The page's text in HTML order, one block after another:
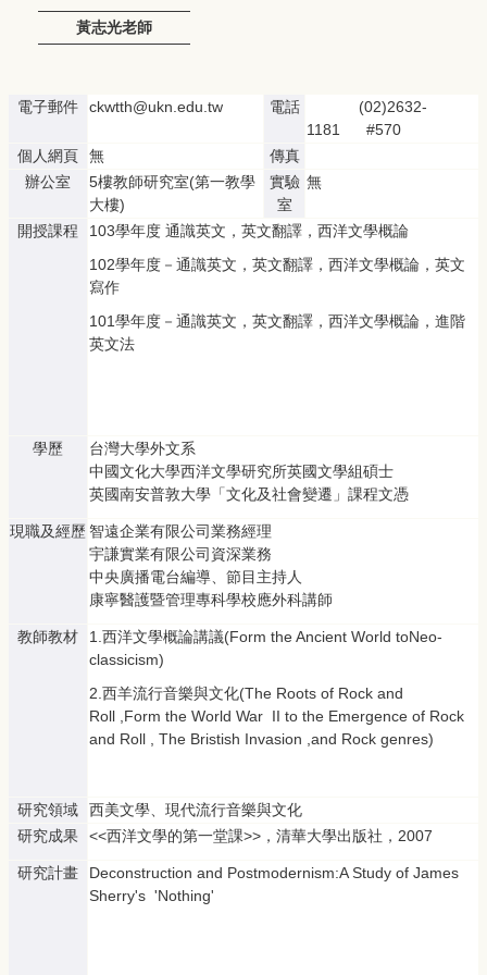
黃志光老師
電子郵件 ckwtth@ukn.edu.tw 電話
(02)2632-
1181 #570
個人網頁
無
傳真
辦公室
5樓教師研究室(第一教學
大樓)
實驗
室
無
開授課程
103學年度 通識英文，英文翻譯，西洋文學概論
102學年度－通識英文，英文翻譯，西洋文學概論，英文
寫作
101學年度－通識英文，英文翻譯，西洋文學概論，進階
英文法
學歷
台灣大學外文系
中國文化大學西洋文學研究所英國文學組碩士
英國南安普敦大學「文化及社會變遷」課程文憑
現職及經歷 智遠企業有限公司業務經理
宇謙實業有限公司資深業務
中央廣播電台編導、節目主持人
康寧醫護暨管理專科學校應外科講師
教師教材
1.西洋文學概論講議(Form the Ancient World toNeo-
classicism)
2.西羊流行音樂與文化(The Roots of Rock and
Roll ,Form the World War II to the Emergence of Rock
and Roll , The Bristish Invasion ,and Rock genres)
研究領域
西美文學、現代流行音樂與文化
研究成果
<<西洋文學的第一堂課>>，清華大學出版社，2007
研究計畫
Deconstruction and Postmodernism:A Study of James
Sherry's 'Nothing'